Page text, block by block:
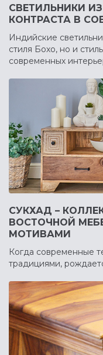
СВЕТИЛЬНИКИ
КОНТРАСТА В
Индийские
стиля Бохо, но и
современных
СУКХАД –
ВОСТОЧНОЙ
МОТИВАМИ
Когда современные
традициями,